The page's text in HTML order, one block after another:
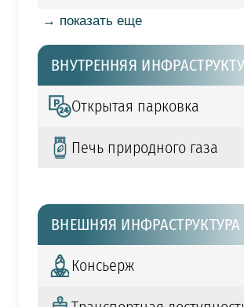
→ показать еще
ВНУТРЕННЯЯ
Открытая парковка
Печь природного газа
ВНЕШНЯЯ ИНФРАСТРУКТУРА
Консьерж